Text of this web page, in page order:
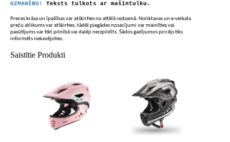
UZMANĪBU! Teksts tulkots ar mašīntulku.
Preces krāsa un īpašības var atšķirties no attēlā redzamā. Noliktavas un e-veikala
preču atlikums var atšķirties, tādēļ piegādes nosacījumi var mainīties vai
pasūtījums var tikt pilnībā vai daļēji neizpildīts. Šādos gadījumos pircējs tiks
informēts nekavējoties.
Saistītie Produkti